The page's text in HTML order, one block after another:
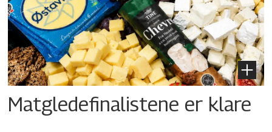
Matgledefinalistene er klare